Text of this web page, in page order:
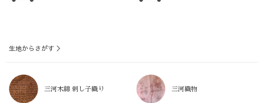
生地からさがす ＞
三河木綿 刺し子織り 三河織物